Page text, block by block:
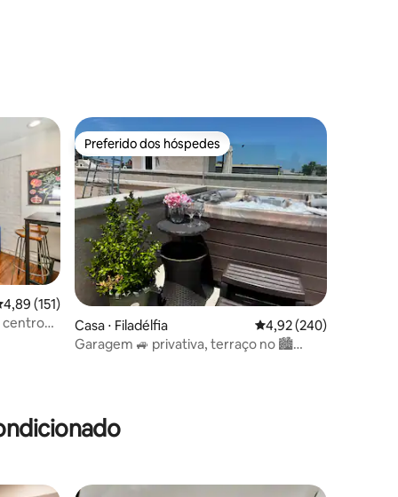
de uma avaliação média de 5, 151 avaliações
4,89 (151)
centro
Preferido dos hóspedes
Preferido dos hóspedes
Casa ⋅ Filadélfia 4,92 de uma avaliação
4,92 (240)
Garagem 🚙 privativa, terraço no 🏙